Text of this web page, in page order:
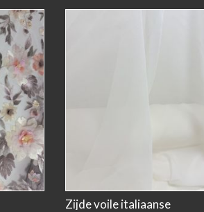
Zijde voile italiaanse